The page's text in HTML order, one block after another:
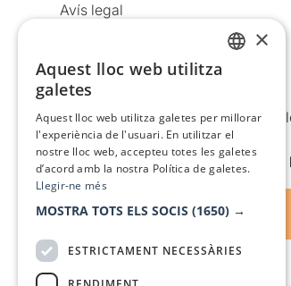
Avís legal
Política de cookies
Condicions d’ús
Comunicacions comercials i
Anuncia’t
Vull rebre la newsletter de
×
Aquest lloc web utilitza
galetes
Aquest lloc web utilitza galetes per millorar
l'experiència de l'usuari. En utilitzar el
nostre lloc web, accepteu totes les galetes
d’acord amb la nostra Política de galetes.
Llegir-ne més
MOSTRA TOTS ELS SOCIS (1650) →
ESTRICTAMENT NECESSÀRIES